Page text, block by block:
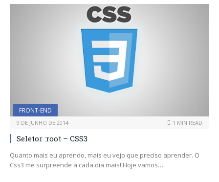
FRONT-END
9 DE JUNHO DE 2014 1 MIN READ
Seletor :root – CSS3
Quanto mais eu aprendo, mais eu vejo que preciso aprender. O
Css3 me surpreende a cada dia mais! Hoje vamos…